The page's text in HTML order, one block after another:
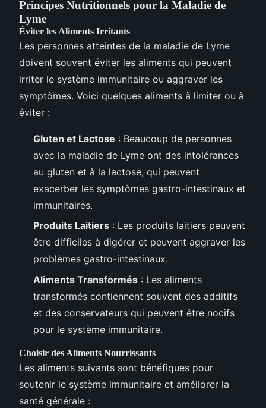
Principes Nutritionnels pour la Maladie de
Lyme
Éviter les Aliments Irritants
Les personnes atteintes de la maladie de Lyme
doivent souvent éviter les aliments qui peuvent
irriter le système immunitaire ou aggraver les
symptômes. Voici quelques aliments à limiter ou à
éviter :
Gluten et Lactose : Beaucoup de personnes
avec la maladie de Lyme ont des intolérances
au gluten et à la lactose, qui peuvent
exacerber les symptômes gastro-intestinaux et
immunitaires.
Produits Laitiers : Les produits laitiers peuvent
être difficiles à digérer et peuvent aggraver les
problèmes gastro-intestinaux.
Aliments Transformés : Les aliments
transformés contiennent souvent des additifs
et des conservateurs qui peuvent être nocifs
pour le système immunitaire.
Choisir des Aliments Nourrissants
Les aliments suivants sont bénéfiques pour
soutenir le système immunitaire et améliorer la
santé générale :